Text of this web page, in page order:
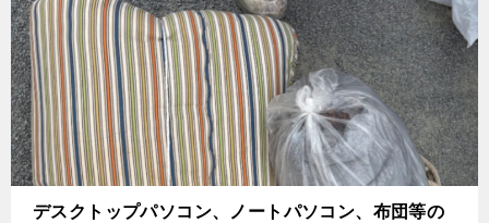
デスクトップパソコン、ノートパソコン、布団等の